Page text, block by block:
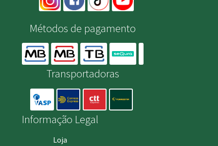
Métodos de pagamento
Transportadoras
Informação Legal
Loja